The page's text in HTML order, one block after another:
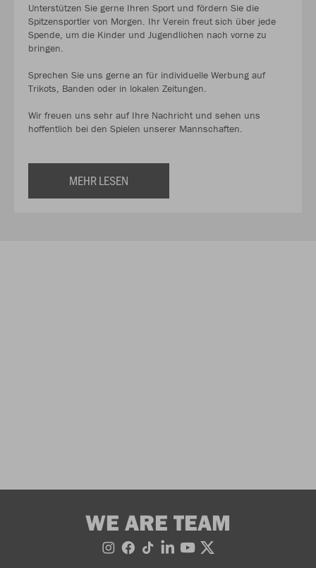
Unterstützen Sie gerne Ihren Sport und fördern Sie die
Spitzensportler von Morgen. Ihr Verein freut sich über jede
Spende, um die Kinder und Jugendlichen nach vorne zu
bringen.
Sprechen Sie uns gerne an für individuelle Werbung auf
Trikots, Banden oder in lokalen Zeitungen.
Wir freuen uns sehr auf Ihre Nachricht und sehen uns
hoffentlich bei den Spielen unserer Mannschaften.
MEHR LESEN
WE ARE TEAM